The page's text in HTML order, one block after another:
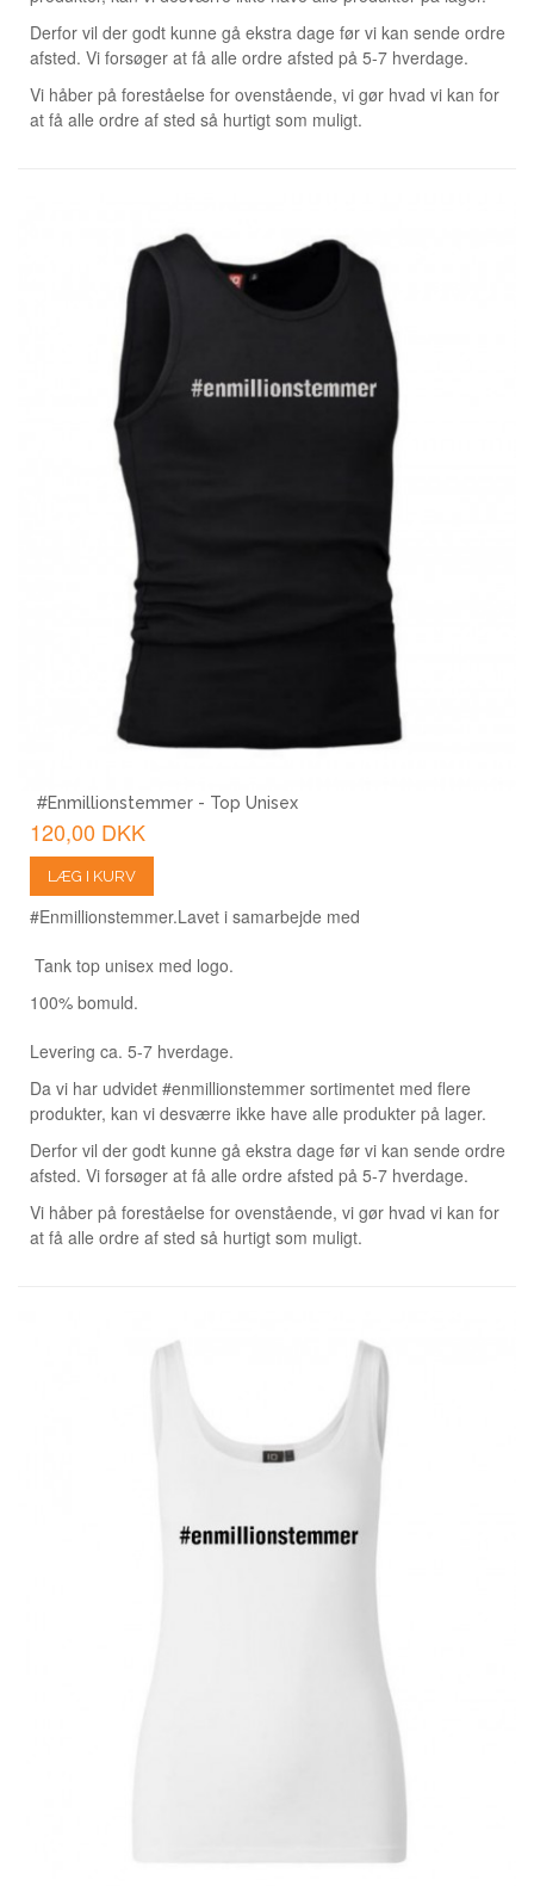
Derfor vil der godt kunne gå ekstra dage før vi kan sende ordre
afsted. Vi forsøger at få alle ordre afsted på 5-7 hverdage.
Vi håber på foreståelse for ovenstående, vi gør hvad vi kan for
at få alle ordre af sted så hurtigt som muligt.
#Enmillionstemmer - Top Unisex
120,00 DKK
LÆG I KURV
Lavet i samarbejde med
#Enmillionstemmer.
Tank top unisex med logo.
100% bomuld.
Levering ca. 5-7 hverdage.
Da vi har udvidet #enmillionstemmer sortimentet med flere
produkter, kan vi desværre ikke have alle produkter på lager.
Derfor vil der godt kunne gå ekstra dage før vi kan sende ordre
afsted. Vi forsøger at få alle ordre afsted på 5-7 hverdage.
Vi håber på foreståelse for ovenstående, vi gør hvad vi kan for
at få alle ordre af sted så hurtigt som muligt.